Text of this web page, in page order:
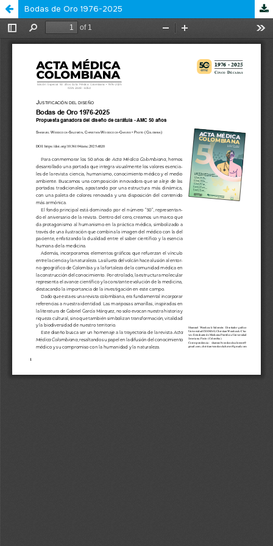
Bodas de Oro 1976-2025